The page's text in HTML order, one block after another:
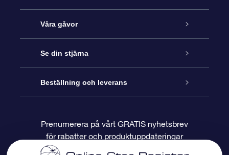
Kundtjänst
Kontakta oss
Blogg
Recensioner
Våra gåvor
Online-Stjärngåva
OSR Gåvopaket
OSR Presentkort
Se din stjärna
Stjärnregiste
Personlig Stjärnsida
Beställning och leverans
Betalningsinformation
Prenumerera på vårt GRATIS nyhetsbrev
för rabatter och produktuppdateringar